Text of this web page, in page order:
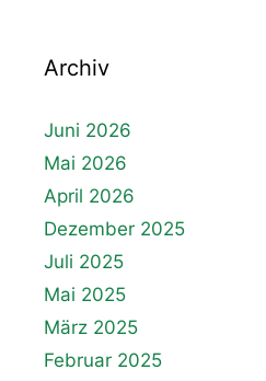
Archiv
Juni 2026
Mai 2026
April 2026
Dezember 2025
Juli 2025
Mai 2025
März 2025
Februar 2025